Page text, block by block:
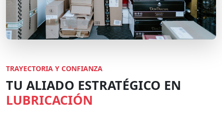
TRAYECTORIA Y CONFIANZA
TU ALIADO ESTRATÉGICO EN
LUBRICACIÓN